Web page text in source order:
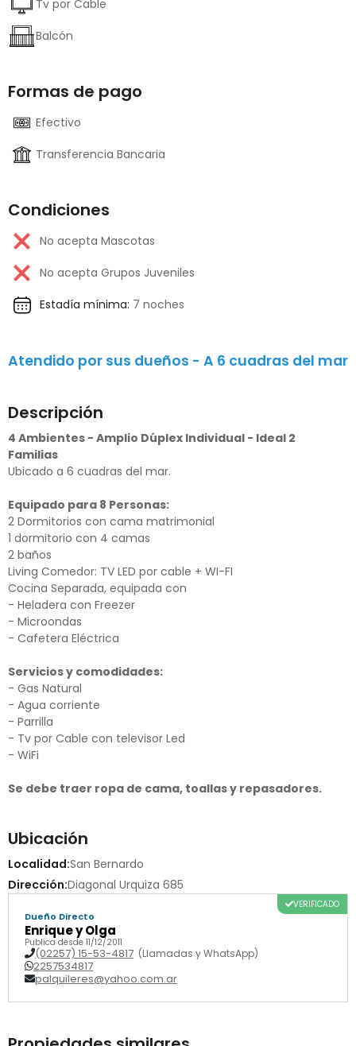
Tv por Cable
Balcón
Formas de pago
Efectivo
Transferencia Bancaria
Condiciones
No acepta Mascotas
No acepta Grupos Juveniles
Estadía mínima: 7 noches
Atendido por sus dueños - A 6 cuadras del mar
Descripción
4 Ambientes - Amplio Dúplex Individual - Ideal 2
Familias
Ubicado a 6 cuadras del mar.
Equipado para 8 Personas:
2 Dormitorios con cama matrimonial
1 dormitorio con 4 camas
2 baños
Living Comedor: TV LED por cable + WI-FI
Cocina Separada, equipada con
- Heladera con Freezer
- Microondas
- Cafetera Eléctrica
Servicios y comodidades:
- Gas Natural
- Agua corriente
- Parrilla
- Tv por Cable con televisor Led
- WiFi
Se debe traer ropa de cama, toallas y repasadores.
Ubicación
Localidad:San Bernardo
Dirección:Diagonal Urquiza 685
Dueño Directo
Enrique y Olga
Publica desde 11/12/2011
(02257) 15-53-4817 (Llamadas y WhatsApp)
2257534817
palquileres@yahoo.com.ar
VERIFICADO